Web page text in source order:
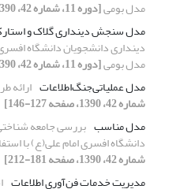
مدل بومی[دوره 11، شماره 42، 1390، صفحه 181-212]
مدل سنجش دینداری گلاک و
دینداری دانشجویان دانشگاه
مدل بومی[دوره 11، شماره 42، 1390، صفحه 181-212]
مدل عملیاتی‌جنگ‌اطلاعات ارائه
شماره 42، 1390، صفحه 127-146]
مدل مناسب بررسی جامعه
دانشگاه افسری امام علی(ع) با
شماره 42، 1390، صفحه 181-212]
مدیریت خدمات فن‌آوری اطلاعات